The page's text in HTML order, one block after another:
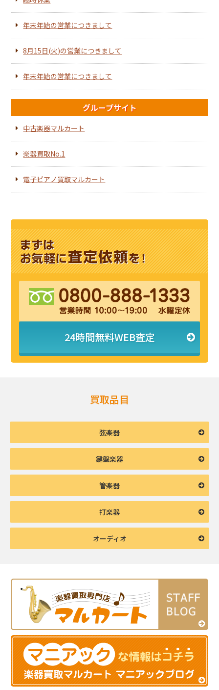
年末年始の営業につきまして
8月15日(火)の営業につきまして
年末年始の営業につきまして
グループサイト
中古楽器マルカート
楽器買取No.1
電子ピアノ買取マルカート
24時間無料WEB査定
買取品目
弦楽器
鍵盤楽器
管楽器
打楽器
オーディオ